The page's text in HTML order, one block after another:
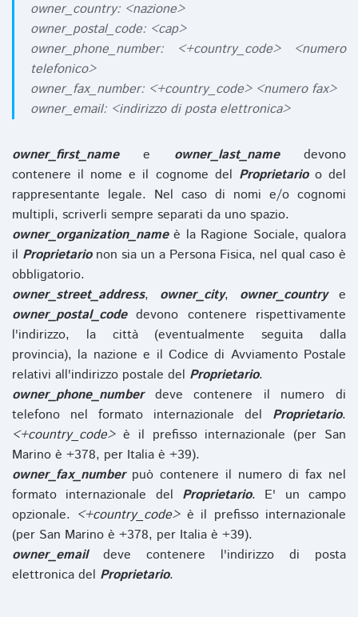
owner_country: <nazione>
owner_postal_code: <cap>
owner_phone_number: <+country_code> <numero
telefonico>
owner_fax_number: <+country_code> <numero fax>
owner_email: <indirizzo di posta elettronica>
owner_first_namee owner_last_namedevono
contenere il nome e il cognome del Proprietarioo del
rappresentante legale. Nel caso di nomi e/o cognomi
multipli, scriverli sempre separati da uno spazio.
owner_organization_nameè la Ragione Sociale, qualora
il Proprietarionon sia un a Persona Fisica, nel qual caso è
obbligatorio.
owner_street_address, owner_city, owner_countrye
owner_postal_codedevono contenere rispettivamente
l'indirizzo, la città (eventualmente seguita dalla
provincia), la nazione e il Codice di Avviamento Postale
relativi all'indirizzo postale del Proprietario.
owner_phone_numberdeve contenere il numero di
telefono nel formato internazionale del Proprietario.
<+country_code>è il prefisso internazionale (per San
Marino è +378, per Italia è +39).
owner_fax_numberpuò contenere il numero di fax nel
formato internazionale del Proprietario. E' un campo
opzionale. <+country_code>è il prefisso internazionale
(per San Marino è +378, per Italia è +39).
owner_emaildeve contenere l'indirizzo di posta
elettronica del Proprietario.